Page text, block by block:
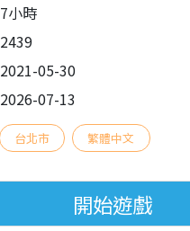
7小時
2439
2021-05-30
2026-07-13
台北市 繁體中文
開始遊戲